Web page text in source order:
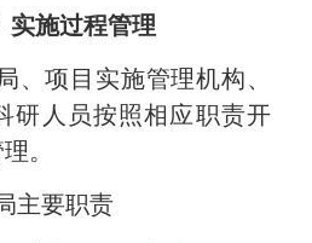
实施过程管理
、项目实施管理机构、
研人员按照相应职责开
。
主要职责